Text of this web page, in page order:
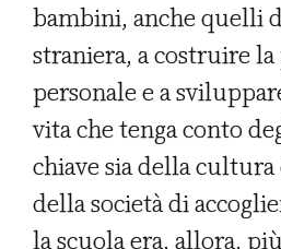
bambini, anche quelli
straniera, a costruire
personale e a
vita che tenga conto
chiave sia della
della società di
la scuola era, allora,